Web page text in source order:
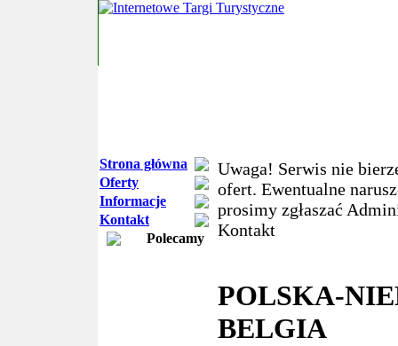
Strona główna
Oferty
Informacje
Kontakt
Polecamy
Uwaga! Serwis nie
ofert. Ewentualne
prosimy zgłaszać
Kontakt
POLSKA-
BELGIA